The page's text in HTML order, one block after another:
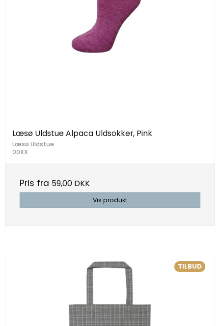
Læsø Uldstue Alpaca Uldsokker, Pink
Læsø Uldstue
00XX
Pris fra 59,00 DKK
Vis produkt
TILBUD